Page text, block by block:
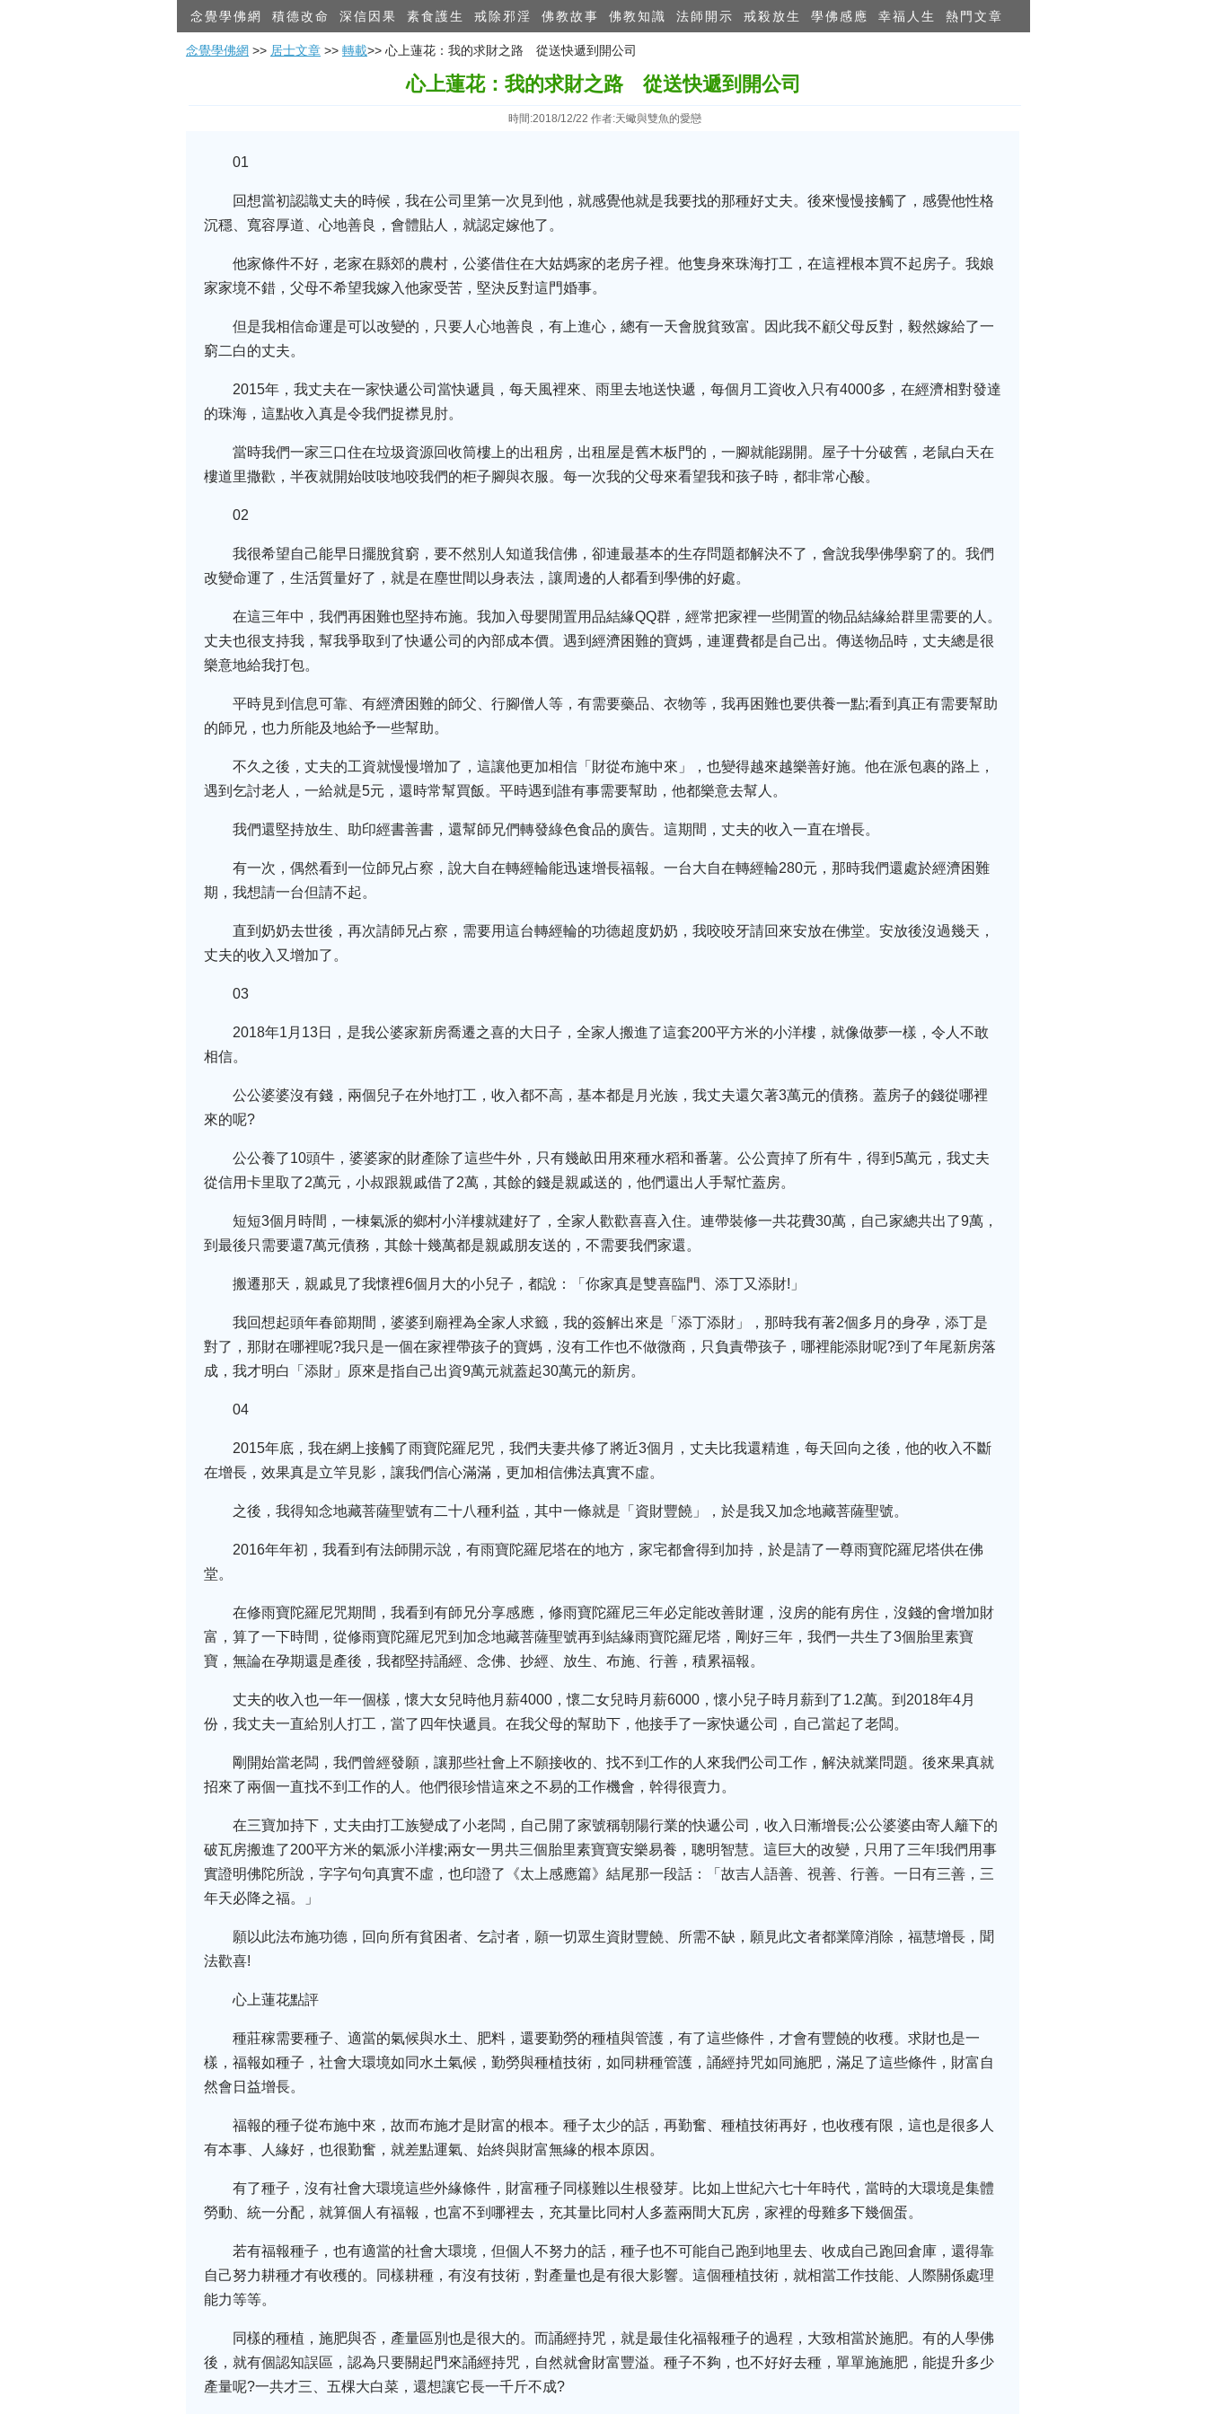
念覺學佛網 積德改命 深信因果 素食護生 戒除邪淫 佛教故事 佛教知識 法師開示 戒殺放生 學佛感應 幸福人生 熱門文章
念覺學佛網 >> 居士文章 >> 轉載>> 心上蓮花：我的求財之路 從送快遞到開公司
心上蓮花：我的求財之路 從送快遞到開公司
時間:2018/12/22 作者:天蠍與雙魚的愛戀
01
回想當初認識丈夫的時候，我在公司里第一次見到他，就感覺他就是我要找的那種好丈夫。後來慢慢接觸了，感覺他性格
沉穩、寬容厚道、心地善良，會體貼人，就認定嫁他了。
他家條件不好，老家在縣郊的農村，公婆借住在大姑媽家的老房子裡。他隻身來珠海打工，在這裡根本買不起房子。我娘
家家境不錯，父母不希望我嫁入他家受苦，堅決反對這門婚事。
但是我相信命運是可以改變的，只要人心地善良，有上進心，總有一天會脫貧致富。因此我不顧父母反對，毅然嫁給了一
窮二白的丈夫。
2015年，我丈夫在一家快遞公司當快遞員，每天風裡來、雨里去地送快遞，每個月工資收入只有4000多，在經濟相對發達
的珠海，這點收入真是令我們捉襟見肘。
當時我們一家三口住在垃圾資源回收筒樓上的出租房，出租屋是舊木板門的，一腳就能踢開。屋子十分破舊，老鼠白天在
樓道里撒歡，半夜就開始吱吱地咬我們的柜子腳與衣服。每一次我的父母來看望我和孩子時，都非常心酸。
02
我很希望自己能早日擺脫貧窮，要不然別人知道我信佛，卻連最基本的生存問題都解決不了，會說我學佛學窮了的。我們
改變命運了，生活質量好了，就是在塵世間以身表法，讓周邊的人都看到學佛的好處。
在這三年中，我們再困難也堅持布施。我加入母嬰閒置用品結緣QQ群，經常把家裡一些閒置的物品結緣給群里需要的人。
丈夫也很支持我，幫我爭取到了快遞公司的內部成本價。遇到經濟困難的寶媽，連運費都是自己出。傳送物品時，丈夫總是很
樂意地給我打包。
平時見到信息可靠、有經濟困難的師父、行腳僧人等，有需要藥品、衣物等，我再困難也要供養一點;看到真正有需要幫助
的師兄，也力所能及地給予一些幫助。
不久之後，丈夫的工資就慢慢增加了，這讓他更加相信「財從布施中來」，也變得越來越樂善好施。他在派包裹的路上，
遇到乞討老人，一給就是5元，還時常幫買飯。平時遇到誰有事需要幫助，他都樂意去幫人。
我們還堅持放生、助印經書善書，還幫師兄們轉發綠色食品的廣告。這期間，丈夫的收入一直在增長。
有一次，偶然看到一位師兄占察，說大自在轉經輪能迅速增長福報。一台大自在轉經輪280元，那時我們還處於經濟困難
期，我想請一台但請不起。
直到奶奶去世後，再次請師兄占察，需要用這台轉經輪的功德超度奶奶，我咬咬牙請回來安放在佛堂。安放後沒過幾天，
丈夫的收入又增加了。
03
2018年1月13日，是我公婆家新房喬遷之喜的大日子，全家人搬進了這套200平方米的小洋樓，就像做夢一樣，令人不敢
相信。
公公婆婆沒有錢，兩個兒子在外地打工，收入都不高，基本都是月光族，我丈夫還欠著3萬元的債務。蓋房子的錢從哪裡
來的呢?
公公養了10頭牛，婆婆家的財產除了這些牛外，只有幾畝田用來種水稻和番薯。公公賣掉了所有牛，得到5萬元，我丈夫
從信用卡里取了2萬元，小叔跟親戚借了2萬，其餘的錢是親戚送的，他們還出人手幫忙蓋房。
短短3個月時間，一棟氣派的鄉村小洋樓就建好了，全家人歡歡喜喜入住。連帶裝修一共花費30萬，自己家總共出了9萬，
到最後只需要還7萬元債務，其餘十幾萬都是親戚朋友送的，不需要我們家還。
搬遷那天，親戚見了我懷裡6個月大的小兒子，都說：「你家真是雙喜臨門、添丁又添財!」
我回想起頭年春節期間，婆婆到廟裡為全家人求籤，我的簽解出來是「添丁添財」，那時我有著2個多月的身孕，添丁是
對了，那財在哪裡呢?我只是一個在家裡帶孩子的寶媽，沒有工作也不做微商，只負責帶孩子，哪裡能添財呢?到了年尾新房落
成，我才明白「添財」原來是指自己出資9萬元就蓋起30萬元的新房。
04
2015年底，我在網上接觸了雨寶陀羅尼咒，我們夫妻共修了將近3個月，丈夫比我還精進，每天回向之後，他的收入不斷
在增長，效果真是立竿見影，讓我們信心滿滿，更加相信佛法真實不虛。
之後，我得知念地藏菩薩聖號有二十八種利益，其中一條就是「資財豐饒」，於是我又加念地藏菩薩聖號。
2016年年初，我看到有法師開示說，有雨寶陀羅尼塔在的地方，家宅都會得到加持，於是請了一尊雨寶陀羅尼塔供在佛
堂。
在修雨寶陀羅尼咒期間，我看到有師兄分享感應，修雨寶陀羅尼三年必定能改善財運，沒房的能有房住，沒錢的會增加財
富，算了一下時間，從修雨寶陀羅尼咒到加念地藏菩薩聖號再到結緣雨寶陀羅尼塔，剛好三年，我們一共生了3個胎里素寶
寶，無論在孕期還是產後，我都堅持誦經、念佛、抄經、放生、布施、行善，積累福報。
丈夫的收入也一年一個樣，懷大女兒時他月薪4000，懷二女兒時月薪6000，懷小兒子時月薪到了1.2萬。到2018年4月
份，我丈夫一直給別人打工，當了四年快遞員。在我父母的幫助下，他接手了一家快遞公司，自己當起了老闆。
剛開始當老闆，我們曾經發願，讓那些社會上不願接收的、找不到工作的人來我們公司工作，解決就業問題。後來果真就
招來了兩個一直找不到工作的人。他們很珍惜這來之不易的工作機會，幹得很賣力。
在三寶加持下，丈夫由打工族變成了小老闆，自己開了家號稱朝陽行業的快遞公司，收入日漸增長;公公婆婆由寄人籬下的
破瓦房搬進了200平方米的氣派小洋樓;兩女一男共三個胎里素寶寶安樂易養，聰明智慧。這巨大的改變，只用了三年!我們用事
實證明佛陀所說，字字句句真實不虛，也印證了《太上感應篇》結尾那一段話：「故吉人語善、視善、行善。一日有三善，三
年天必降之福。」
願以此法布施功德，回向所有貧困者、乞討者，願一切眾生資財豐饒、所需不缺，願見此文者都業障消除，福慧增長，聞
法歡喜!
心上蓮花點評
種莊稼需要種子、適當的氣候與水土、肥料，還要勤勞的種植與管護，有了這些條件，才會有豐饒的收穫。求財也是一
樣，福報如種子，社會大環境如同水土氣候，勤勞與種植技術，如同耕種管護，誦經持咒如同施肥，滿足了這些條件，財富自
然會日益增長。
福報的種子從布施中來，故而布施才是財富的根本。種子太少的話，再勤奮、種植技術再好，也收穫有限，這也是很多人
有本事、人緣好，也很勤奮，就差點運氣、始終與財富無緣的根本原因。
有了種子，沒有社會大環境這些外緣條件，財富種子同樣難以生根發芽。比如上世紀六七十年時代，當時的大環境是集體
勞動、統一分配，就算個人有福報，也富不到哪裡去，充其量比同村人多蓋兩間大瓦房，家裡的母雞多下幾個蛋。
若有福報種子，也有適當的社會大環境，但個人不努力的話，種子也不可能自己跑到地里去、收成自己跑回倉庫，還得靠
自己努力耕種才有收穫的。同樣耕種，有沒有技術，對產量也是有很大影響。這個種植技術，就相當工作技能、人際關係處理
能力等等。
同樣的種植，施肥與否，產量區別也是很大的。而誦經持咒，就是最佳化福報種子的過程，大致相當於施肥。有的人學佛
後，就有個認知誤區，認為只要關起門來誦經持咒，自然就會財富豐溢。種子不夠，也不好好去種，單單施施肥，能提升多少
產量呢?一共才三、五棵大白菜，還想讓它長一千斤不成?